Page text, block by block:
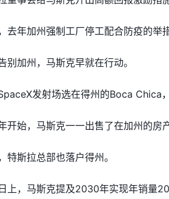
去年加州强制工厂停工配合防疫的举
别加州，马斯克早就在行动。
发射场选在得州的Boca Chica
开始，马斯克一一出售了在加州的房
特斯拉总部也落户得州。
上，马斯克提及2030年实现年销量